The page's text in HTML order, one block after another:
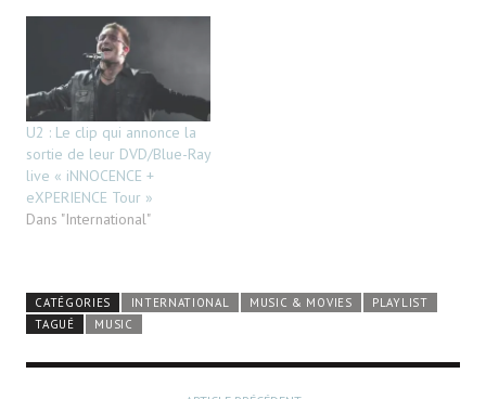
U2 : Le clip qui annonce la
sortie de leur DVD/Blue-Ray
live « iNNOCENCE +
eXPERIENCE Tour »
Dans "International"
CATÉGORIES INTERNATIONAL MUSIC & MOVIES
PLAYLIST
TAGUÉ
MUSIC